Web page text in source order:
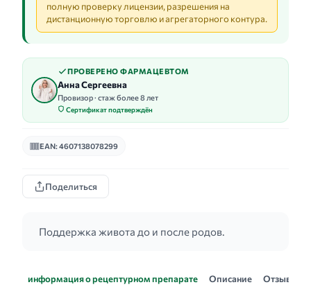
полную проверку лицензии, разрешения на
дистанционную торговлю и агрегаторного контура.
ПРОВЕРЕНО ФАРМАЦЕВТОМ
Анна Сергеевна
Провизор · стаж более 8 лет
Сертификат подтверждён
EAN: 4607138078299
Поделиться
Поддержка живота до и после родов.
информация о рецептурном препарате Описание Отзывы